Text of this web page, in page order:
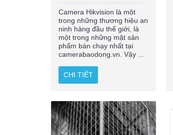
Camera Hikvision là một
trong những thương hiệu an
ninh hàng đầu thế giới, là
một trong những mặt sản
phẩm bán chạy nhất tại
camerabaodong.vn. Vậy ...
CHI TIẾT